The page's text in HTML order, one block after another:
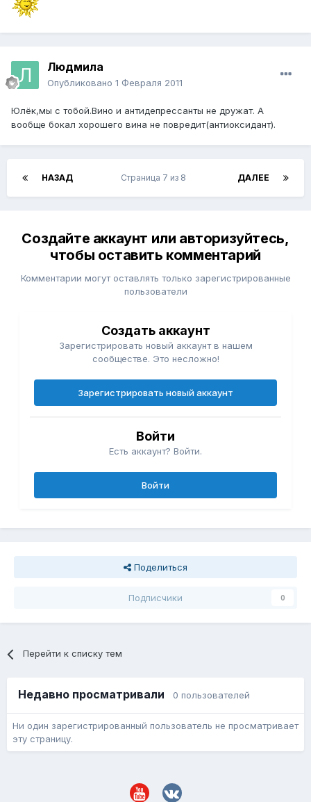
Людмила
Опубликовано 1 Февраля 2011
Юлёк,мы с тобой.Вино и антидепрессанты не дружат. А
вообще бокал хорошего вина не повредит(антиоксидант).
НАЗАД ДАЛЕЕ
Страница 7 из 8
Создайте аккаунт или авторизуйтесь,
чтобы оставить комментарий
Комментарии могут оставлять только зарегистрированные
пользователи
Создать аккаунт
Зарегистрировать новый аккаунт в нашем
сообществе. Это несложно!
Зарегистрировать новый аккаунт
Войти
Есть аккаунт? Войти.
Войти
Поделиться
Подписчики 0
Перейти к списку тем
Недавно просматривали 0 пользователей
Ни один зарегистрированный пользователь не просматривает
эту страницу.